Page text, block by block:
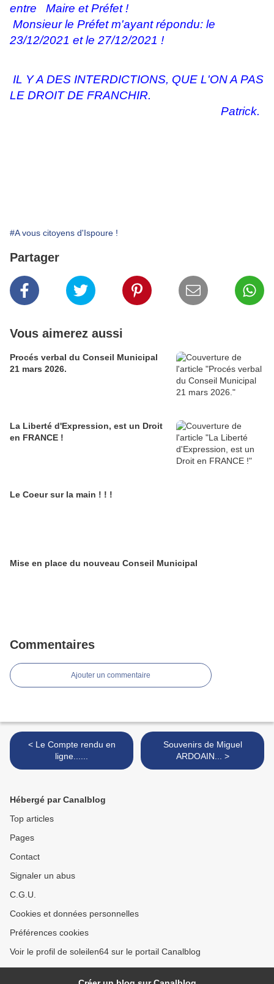
entre Maire et Préfet !
Monsieur le Préfet m'ayant répondu: le
23/12/2021 et le 27/12/2021 !
IL Y A DES INTERDICTIONS, QUE L'ON A PAS
LE DROIT DE FRANCHIR.
Patrick.
#A vous citoyens d'Ispoure !
Partager
Vous aimerez aussi
Procés verbal du Conseil Municipal
21 mars 2026.
La Liberté d'Expression, est un Droit
en FRANCE !
Le Coeur sur la main ! ! !
Mise en place du nouveau Conseil Municipal
Commentaires
Ajouter un commentaire
< Le Compte rendu en
ligne......
Souvenirs de Miguel
ARDOAIN... >
Hébergé par Canalblog
Top articles
Pages
Contact
Signaler un abus
C.G.U.
Cookies et données personnelles
Préférences cookies
Voir le profil de soleilen64 sur le portail Canalblog